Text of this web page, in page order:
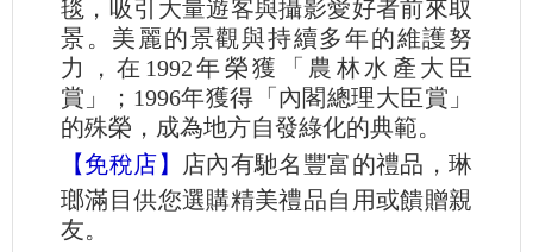
毯，吸引大量遊客與攝影愛好者前來取
景。美麗的景觀與持續多年的維護努
力，在1992年榮獲「農林水產大臣
賞」；1996年獲得「內閣總理大臣賞」
的殊榮，成為地方自發綠化的典範。
【免稅店】
店內有馳名豐富的禮品，琳
瑯滿目供您選購精美禮品自用或饋贈親
友。